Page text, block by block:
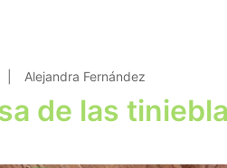
Alejandra Fernández
de las